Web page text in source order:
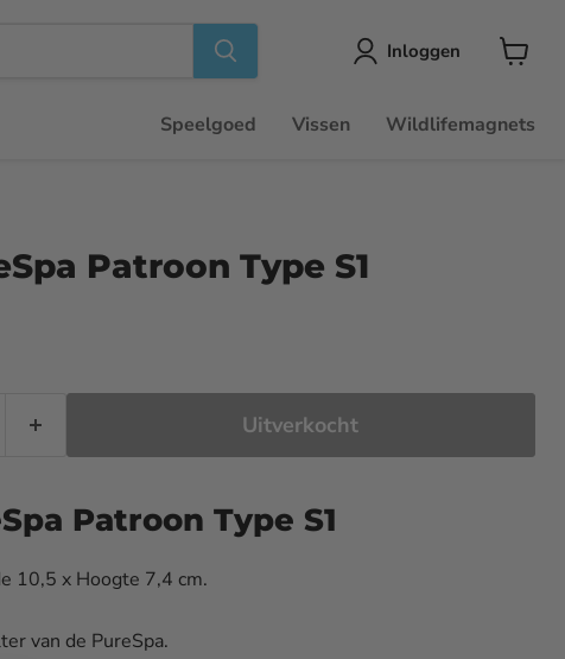
Inloggen
Speelgoed Vissen Wildlifemagnets
Patroon Type S1
prijs
Uitverkocht
Patroon Type S1
10,5 x Hoogte 7,4 cm.
van de PureSpa.